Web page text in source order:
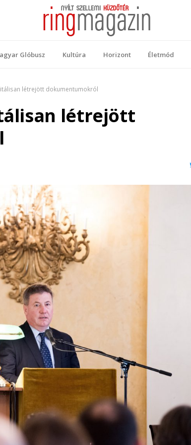
Glóbusz Kultúra Horizont Életmód
létrejött dokumentumokról
létrejött